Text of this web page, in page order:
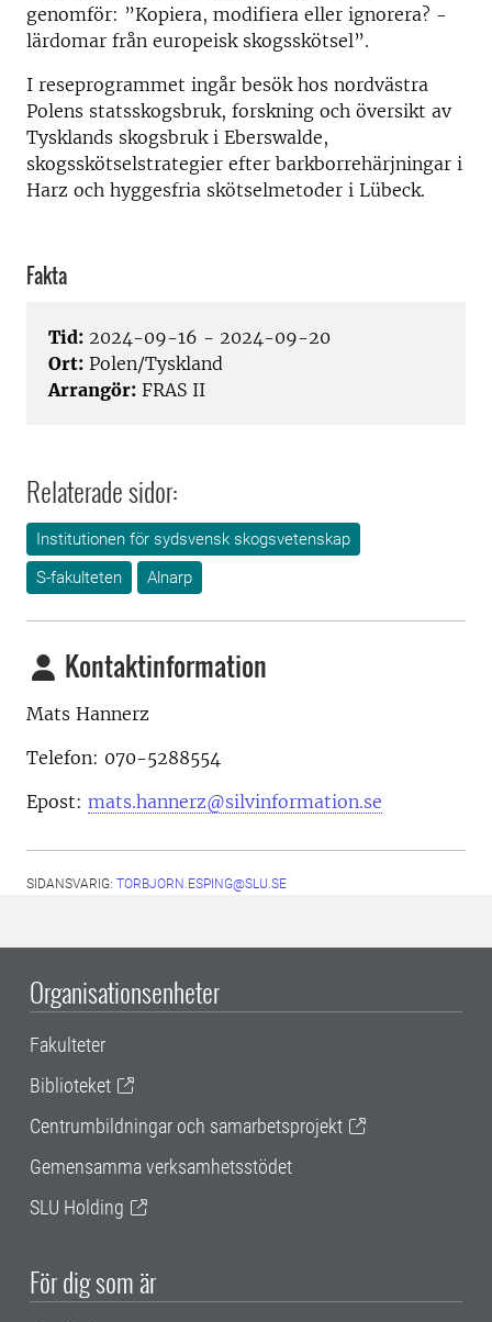
genomför: ”Kopiera, modifiera eller ignorera? -
lärdomar från europeisk skogsskötsel”.
I reseprogrammet ingår besök hos nordvästra
Polens statsskogsbruk, forskning och översikt av
Tysklands skogsbruk i Eberswalde,
skogsskötselstrategier efter barkborrehärjningar i
Harz och hyggesfria skötselmetoder i Lübeck.
Fakta
Tid: 2024-09-16 - 2024-09-20
Ort: Polen/Tyskland
Arrangör: FRAS II
Relaterade sidor:
Institutionen för sydsvensk skogsvetenskap
S-fakulteten
Alnarp
Kontaktinformation
Mats Hannerz
Telefon: 070-5288554
Epost: mats.hannerz@silvinformation.se
SIDANSVARIG: TORBJORN.ESPING@SLU.SE
Organisationsenheter
Fakulteter
Biblioteket
Centrumbildningar och samarbetsprojekt
Gemensamma verksamhetsstödet
SLU Holding
För dig som är